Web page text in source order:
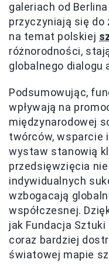
galeriach od
przyczyniają się
na temat polskiej
różnorodności,
globalnego dialogu
Podsumowując,
wpływają na
międzynarodowej
twórców, wsparcie
wystaw stanowią
przedsięwzięcia
indywidualnych
wzbogacają
współczesnej.
jak Fundacja
coraz bardziej
światowej mapie